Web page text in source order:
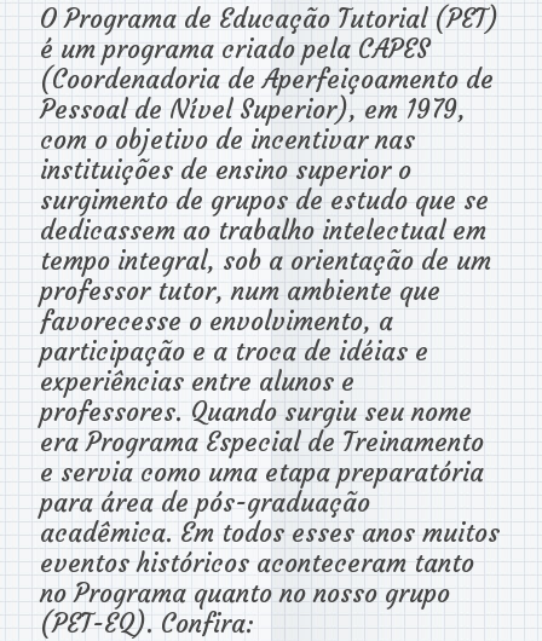
O Programa de Educação Tutorial (PET)
é um programa criado pela CAPES
(Coordenadoria de Aperfeiçoamento de
Pessoal de Nível Superior), em 1979,
com o objetivo de incentivar nas
instituições de ensino superior o
surgimento de grupos de estudo que se
dedicassem ao trabalho intelectual em
tempo integral, sob a orientação de um
professor tutor, num ambiente que
favorecesse o envolvimento, a
participação e a troca de idéias e
experiências entre alunos e
professores. Quando surgiu seu nome
era Programa Especial de Treinamento
e servia como uma etapa preparatória
para área de pós-graduação
acadêmica. Em todos esses anos muitos
eventos históricos aconteceram tanto
no Programa quanto no nosso grupo
(PET-EQ). Confira: